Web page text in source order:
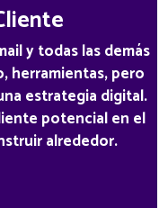
y todas las demás
herramientas, pero
estrategia digital.
potencial en el
alrededor.